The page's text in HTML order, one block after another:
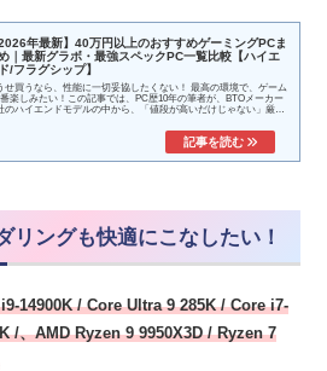
2026年最新】40万円以上のおすすめゲーミングPCま
｜最新グラボ・最強スペックPC一覧比較【ハイエ
/フラグシップ】
せ買うなら、性能に一切妥協したくない！ 最高の環境で、ゲーム
番楽しみたい！この記事では、PC歴10年の筆者が、BTOメーカー
のハイエンドモデルの中から、「値段が高いだけじゃない」厳選
リングも快適にこなしたい！
14900K/ Core Ultra 9 285K /Core i7-
/、AMD Ryzen 9 9950X3D / Ryzen 7